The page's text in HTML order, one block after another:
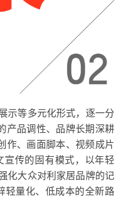
示等多元化形式，逐一分
产品调性、品牌长期深耕
作、画面脚本、视频成片
传的固有模式，以年轻
化大众对利家居品牌的记
轻量化、低成本的全新路